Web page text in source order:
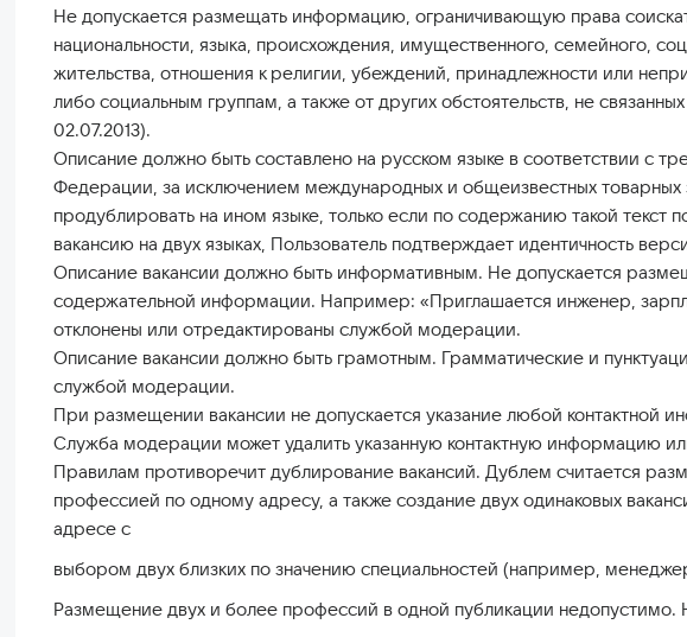
Не допускается размещать информацию, ограничивающую права
национальности, языка, происхождения, имущественного, семейного,
жительства, отношения к религии, убеждений, принадлежности или
либо социальным группам, а также от других обстоятельств, не
02.07.2013).
Описание должно быть составлено на русском языке в соответствии с
Федерации, за исключением международных и общеизвестных товарных
продублировать на ином языке, только если по содержанию такой текст
вакансию на двух языках, Пользователь подтверждает идентичность
Описание вакансии должно быть информативным. Не допускается
содержательной информации. Например: «Приглашается инженер,
отклонены или отредактированы службой модерации.
Описание вакансии должно быть грамотным. Грамматические и
службой модерации.
При размещении вакансии не допускается указание любой контактной
Служба модерации может удалить указанную контактную информацию
Правилам противоречит дублирование вакансий. Дублем считается
профессией по одному адресу, а также создание двух одинаковых
адресе с
выбором двух близких по значению специальностей (например,
Размещение двух и более профессий в одной публикации